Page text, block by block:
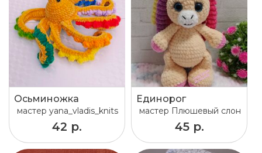
Осьминожка
мастер yana_vladis_knits
42 р.
Единорог
мастер Плюшевый слон
45 р.